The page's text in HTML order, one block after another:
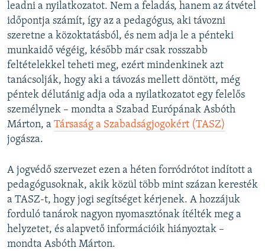
leadni a nyilatkozatot. Nem a feladás, hanem az átvétel
időpontja számít, így az a pedagógus, aki távozni
szeretne a közoktatásból, és nem adja le a pénteki
munkaidő végéig, később már csak rosszabb
feltételekkel teheti meg, ezért mindenkinek azt
tanácsolják, hogy aki a távozás mellett döntött, még
péntek délutánig adja oda a nyilatkozatot egy felelős
személynek – mondta a Szabad Európának Asbóth
Márton, a Társaság a Szabadságjogokért (TASZ)
jogásza.
A jogvédő szervezet ezen a héten forródrótot indított a
pedagógusoknak, akik közül több mint százan keresték
a TASZ-t, hogy jogi segítséget kérjenek. A hozzájuk
forduló tanárok nagyon nyomasztónak ítélték meg a
helyzetet, és alapvető információik hiányoztak –
mondta Asbóth Márton.